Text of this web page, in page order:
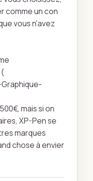
comme un con
vous n'avez
mais si on
XP-Pen se
marques
chose à envier